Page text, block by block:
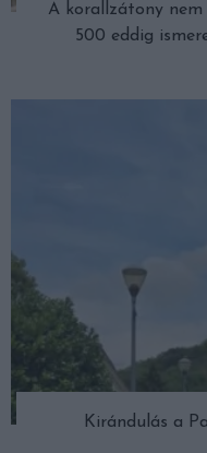
A korallzátony nem
500 eddig
Kirándulás a